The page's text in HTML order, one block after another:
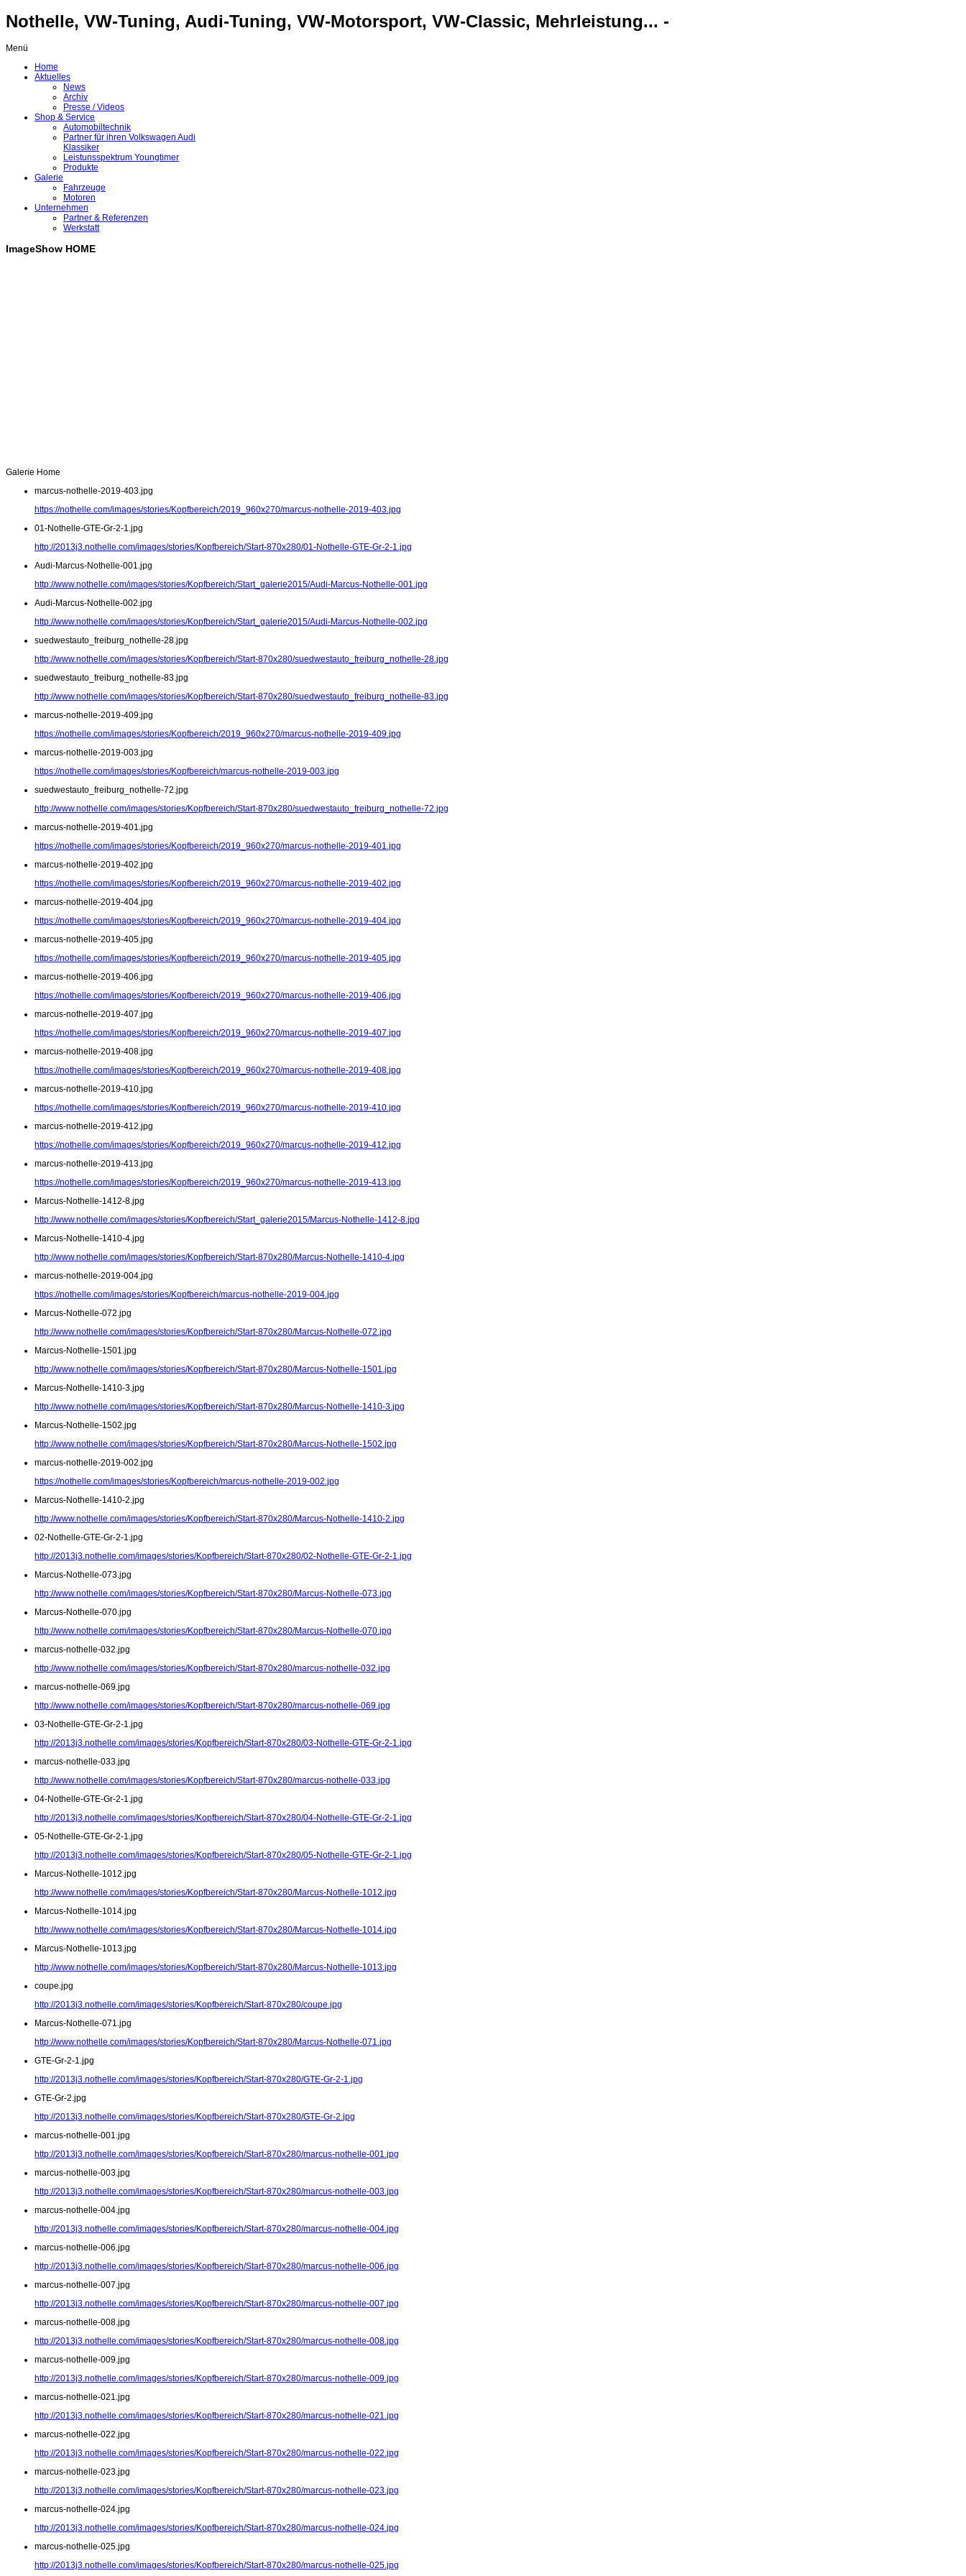
Nothelle, VW-Tuning, Audi-Tuning, VW-Motorsport, VW-Classic, Mehrleistung... -
Menü
Home
Aktuelles
News
Archiv
Presse / Videos
Shop & Service
Automobiltechnik
Partner für ihren Volkswagen Audi
Klassiker
Leistunsspektrum Youngtimer
Produkte
Galerie
Fahrzeuge
Motoren
Unternehmen
Partner & Referenzen
Werkstatt
ImageShow HOME
Galerie Home
marcus-nothelle-2019-403.jpg
https://nothelle.com/images/stories/Kopfbereich/2019_960x270/marcus-nothelle-2019-403.jpg
01-Nothelle-GTE-Gr-2-1.jpg
http://2013j3.nothelle.com/images/stories/Kopfbereich/Start-870x280/01-Nothelle-GTE-Gr-2-1.jpg
Audi-Marcus-Nothelle-001.jpg
http://www.nothelle.com/images/stories/Kopfbereich/Start_galerie2015/Audi-Marcus-Nothelle-001.jpg
Audi-Marcus-Nothelle-002.jpg
http://www.nothelle.com/images/stories/Kopfbereich/Start_galerie2015/Audi-Marcus-Nothelle-002.jpg
suedwestauto_freiburg_nothelle-28.jpg
http://www.nothelle.com/images/stories/Kopfbereich/Start-870x280/suedwestauto_freiburg_nothelle-28.jpg
suedwestauto_freiburg_nothelle-83.jpg
http://www.nothelle.com/images/stories/Kopfbereich/Start-870x280/suedwestauto_freiburg_nothelle-83.jpg
marcus-nothelle-2019-409.jpg
https://nothelle.com/images/stories/Kopfbereich/2019_960x270/marcus-nothelle-2019-409.jpg
marcus-nothelle-2019-003.jpg
https://nothelle.com/images/stories/Kopfbereich/marcus-nothelle-2019-003.jpg
suedwestauto_freiburg_nothelle-72.jpg
http://www.nothelle.com/images/stories/Kopfbereich/Start-870x280/suedwestauto_freiburg_nothelle-72.jpg
marcus-nothelle-2019-401.jpg
https://nothelle.com/images/stories/Kopfbereich/2019_960x270/marcus-nothelle-2019-401.jpg
marcus-nothelle-2019-402.jpg
https://nothelle.com/images/stories/Kopfbereich/2019_960x270/marcus-nothelle-2019-402.jpg
marcus-nothelle-2019-404.jpg
https://nothelle.com/images/stories/Kopfbereich/2019_960x270/marcus-nothelle-2019-404.jpg
marcus-nothelle-2019-405.jpg
https://nothelle.com/images/stories/Kopfbereich/2019_960x270/marcus-nothelle-2019-405.jpg
marcus-nothelle-2019-406.jpg
https://nothelle.com/images/stories/Kopfbereich/2019_960x270/marcus-nothelle-2019-406.jpg
marcus-nothelle-2019-407.jpg
https://nothelle.com/images/stories/Kopfbereich/2019_960x270/marcus-nothelle-2019-407.jpg
marcus-nothelle-2019-408.jpg
https://nothelle.com/images/stories/Kopfbereich/2019_960x270/marcus-nothelle-2019-408.jpg
marcus-nothelle-2019-410.jpg
https://nothelle.com/images/stories/Kopfbereich/2019_960x270/marcus-nothelle-2019-410.jpg
marcus-nothelle-2019-412.jpg
https://nothelle.com/images/stories/Kopfbereich/2019_960x270/marcus-nothelle-2019-412.jpg
marcus-nothelle-2019-413.jpg
https://nothelle.com/images/stories/Kopfbereich/2019_960x270/marcus-nothelle-2019-413.jpg
Marcus-Nothelle-1412-8.jpg
http://www.nothelle.com/images/stories/Kopfbereich/Start_galerie2015/Marcus-Nothelle-1412-8.jpg
Marcus-Nothelle-1410-4.jpg
http://www.nothelle.com/images/stories/Kopfbereich/Start-870x280/Marcus-Nothelle-1410-4.jpg
marcus-nothelle-2019-004.jpg
https://nothelle.com/images/stories/Kopfbereich/marcus-nothelle-2019-004.jpg
Marcus-Nothelle-072.jpg
http://www.nothelle.com/images/stories/Kopfbereich/Start-870x280/Marcus-Nothelle-072.jpg
Marcus-Nothelle-1501.jpg
http://www.nothelle.com/images/stories/Kopfbereich/Start-870x280/Marcus-Nothelle-1501.jpg
Marcus-Nothelle-1410-3.jpg
http://www.nothelle.com/images/stories/Kopfbereich/Start-870x280/Marcus-Nothelle-1410-3.jpg
Marcus-Nothelle-1502.jpg
http://www.nothelle.com/images/stories/Kopfbereich/Start-870x280/Marcus-Nothelle-1502.jpg
marcus-nothelle-2019-002.jpg
https://nothelle.com/images/stories/Kopfbereich/marcus-nothelle-2019-002.jpg
Marcus-Nothelle-1410-2.jpg
http://www.nothelle.com/images/stories/Kopfbereich/Start-870x280/Marcus-Nothelle-1410-2.jpg
02-Nothelle-GTE-Gr-2-1.jpg
http://2013j3.nothelle.com/images/stories/Kopfbereich/Start-870x280/02-Nothelle-GTE-Gr-2-1.jpg
Marcus-Nothelle-073.jpg
http://www.nothelle.com/images/stories/Kopfbereich/Start-870x280/Marcus-Nothelle-073.jpg
Marcus-Nothelle-070.jpg
http://www.nothelle.com/images/stories/Kopfbereich/Start-870x280/Marcus-Nothelle-070.jpg
marcus-nothelle-032.jpg
http://www.nothelle.com/images/stories/Kopfbereich/Start-870x280/marcus-nothelle-032.jpg
marcus-nothelle-069.jpg
http://www.nothelle.com/images/stories/Kopfbereich/Start-870x280/marcus-nothelle-069.jpg
03-Nothelle-GTE-Gr-2-1.jpg
http://2013j3.nothelle.com/images/stories/Kopfbereich/Start-870x280/03-Nothelle-GTE-Gr-2-1.jpg
marcus-nothelle-033.jpg
http://www.nothelle.com/images/stories/Kopfbereich/Start-870x280/marcus-nothelle-033.jpg
04-Nothelle-GTE-Gr-2-1.jpg
http://2013j3.nothelle.com/images/stories/Kopfbereich/Start-870x280/04-Nothelle-GTE-Gr-2-1.jpg
05-Nothelle-GTE-Gr-2-1.jpg
http://2013j3.nothelle.com/images/stories/Kopfbereich/Start-870x280/05-Nothelle-GTE-Gr-2-1.jpg
Marcus-Nothelle-1012.jpg
http://www.nothelle.com/images/stories/Kopfbereich/Start-870x280/Marcus-Nothelle-1012.jpg
Marcus-Nothelle-1014.jpg
http://www.nothelle.com/images/stories/Kopfbereich/Start-870x280/Marcus-Nothelle-1014.jpg
Marcus-Nothelle-1013.jpg
http://www.nothelle.com/images/stories/Kopfbereich/Start-870x280/Marcus-Nothelle-1013.jpg
coupe.jpg
http://2013j3.nothelle.com/images/stories/Kopfbereich/Start-870x280/coupe.jpg
Marcus-Nothelle-071.jpg
http://www.nothelle.com/images/stories/Kopfbereich/Start-870x280/Marcus-Nothelle-071.jpg
GTE-Gr-2-1.jpg
http://2013j3.nothelle.com/images/stories/Kopfbereich/Start-870x280/GTE-Gr-2-1.jpg
GTE-Gr-2.jpg
http://2013j3.nothelle.com/images/stories/Kopfbereich/Start-870x280/GTE-Gr-2.jpg
marcus-nothelle-001.jpg
http://2013j3.nothelle.com/images/stories/Kopfbereich/Start-870x280/marcus-nothelle-001.jpg
marcus-nothelle-003.jpg
http://2013j3.nothelle.com/images/stories/Kopfbereich/Start-870x280/marcus-nothelle-003.jpg
marcus-nothelle-004.jpg
http://2013j3.nothelle.com/images/stories/Kopfbereich/Start-870x280/marcus-nothelle-004.jpg
marcus-nothelle-006.jpg
http://2013j3.nothelle.com/images/stories/Kopfbereich/Start-870x280/marcus-nothelle-006.jpg
marcus-nothelle-007.jpg
http://2013j3.nothelle.com/images/stories/Kopfbereich/Start-870x280/marcus-nothelle-007.jpg
marcus-nothelle-008.jpg
http://2013j3.nothelle.com/images/stories/Kopfbereich/Start-870x280/marcus-nothelle-008.jpg
marcus-nothelle-009.jpg
http://2013j3.nothelle.com/images/stories/Kopfbereich/Start-870x280/marcus-nothelle-009.jpg
marcus-nothelle-021.jpg
http://2013j3.nothelle.com/images/stories/Kopfbereich/Start-870x280/marcus-nothelle-021.jpg
marcus-nothelle-022.jpg
http://2013j3.nothelle.com/images/stories/Kopfbereich/Start-870x280/marcus-nothelle-022.jpg
marcus-nothelle-023.jpg
http://2013j3.nothelle.com/images/stories/Kopfbereich/Start-870x280/marcus-nothelle-023.jpg
marcus-nothelle-024.jpg
http://2013j3.nothelle.com/images/stories/Kopfbereich/Start-870x280/marcus-nothelle-024.jpg
marcus-nothelle-025.jpg
http://2013j3.nothelle.com/images/stories/Kopfbereich/Start-870x280/marcus-nothelle-025.jpg